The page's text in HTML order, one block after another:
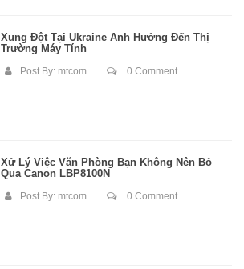
Xung Đột Tại Ukraine Ảnh Hưởng Đến Thị
Trường Máy Tính
Post By: mtcom 0 Comment
Xử Lý Việc Văn Phòng Bạn Không Nên Bỏ
Qua Canon LBP8100N
Post By: mtcom 0 Comment